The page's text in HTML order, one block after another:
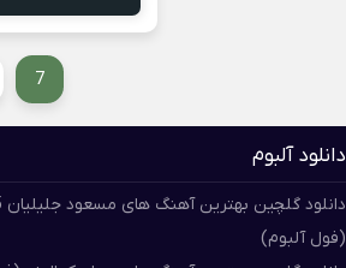
7
دانلود آلبوم
(فول آلبوم)